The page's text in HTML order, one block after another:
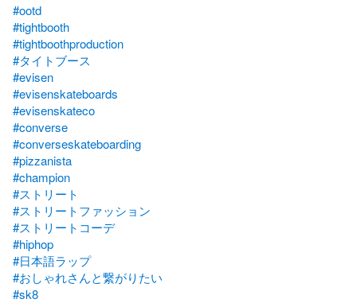
#ootd
#tightbooth
#tightboothproduction
#タイトブース
#evisen
#evisenskateboards
#evisenskateco
#converse
#converseskateboarding
#pizzanista
#champion
#ストリート
#ストリートファッション
#ストリートコーデ
#hiphop
#日本語ラップ
#おしゃれさんと繋がりたい
#sk8